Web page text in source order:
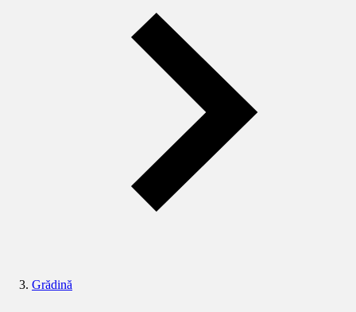
Grădină